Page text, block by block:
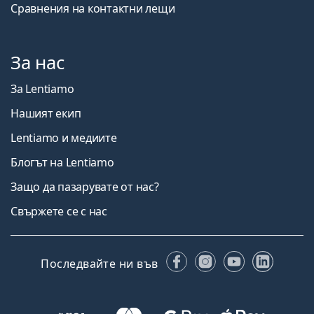
Сравнения на контактни лещи
За нас
За Lentiamo
Нашият екип
Lentiamo и медиите
Блогът на Lentiamo
Защо да пазарувате от нас?
Свържете се с нас
Последвайте ни във FacebookInstagram
YouTube